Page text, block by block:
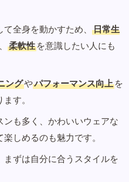
全身を動かすため、
日常生
、 柔軟性 を意識したい人にも
ングやパフォーマンス向上 を
す。
も多く、かわいいウェアな
しめるのも魅力です。
ずは自分に合うスタイルを